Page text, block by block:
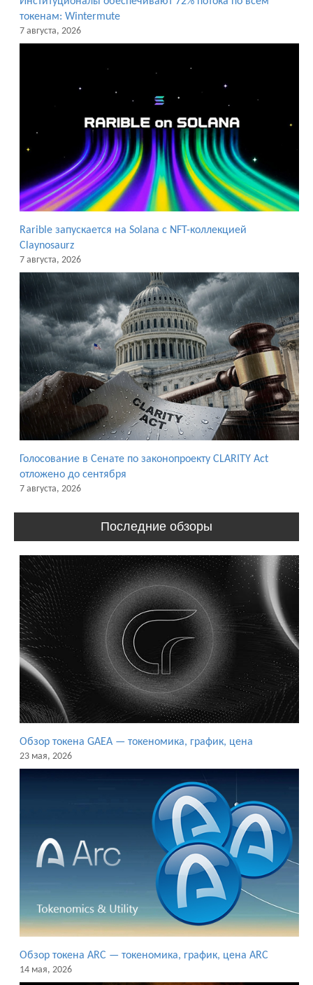
токенам: Wintermute
7 августа, 2026
Rarible запускается на Solana с NFT-коллекцией
Claynosaurz
7 августа, 2026
Голосование в Сенате по законопроекту CLARITY Act
отложено до сентября
7 августа, 2026
Последние обзоры
Обзор токена GAEA — токеномика, график, цена
23 мая, 2026
Обзор токена ARC — токеномика, график, цена ARC
14 мая, 2026